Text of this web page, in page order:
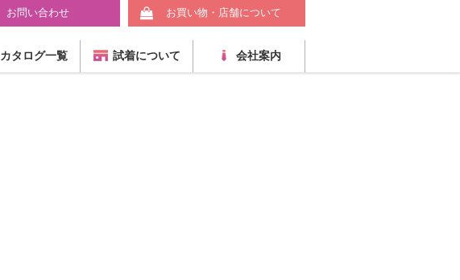
お問い合わせ お買い物・店舗について
カタログ一覧 試着について 会社案内